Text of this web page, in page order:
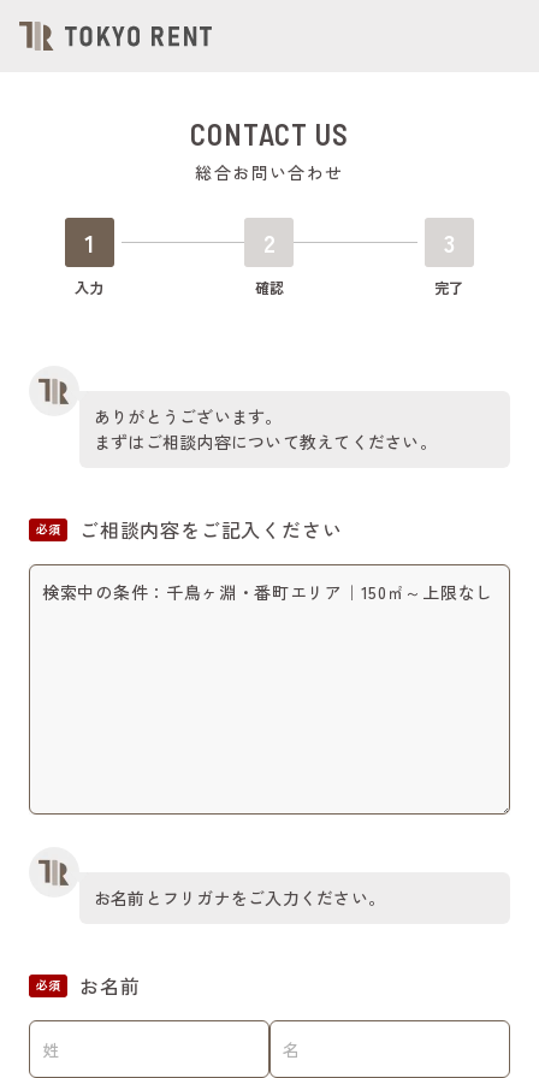
CONTACT US
総合お問い合わせ
1
入力
2
確認
3
完了
ありがとうございます。
まずはご相談内容について教えてください。
必須 ご相談内容をご記入ください
お名前とフリガナをご入力ください。
必須 お名前